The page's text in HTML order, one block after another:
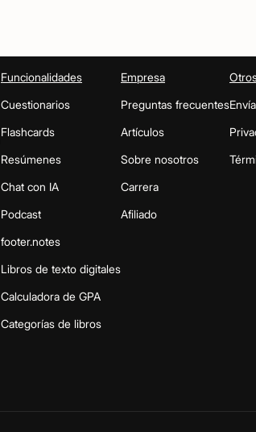
Funcionalidades
Cuestionarios
Flashcards
Resúmenes
Chat con IA
Podcast
footer.notes
Libros de texto digitales
Calculadora de GPA
Categorías de libros
Empresa
Preguntas frecuentes
Artículos
Sobre nosotros
Carrera
Afiliado